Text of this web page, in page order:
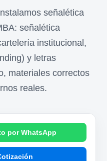
señalética
señalética
institucional,
y letras
materiales correctos
reales.
por WhatsApp